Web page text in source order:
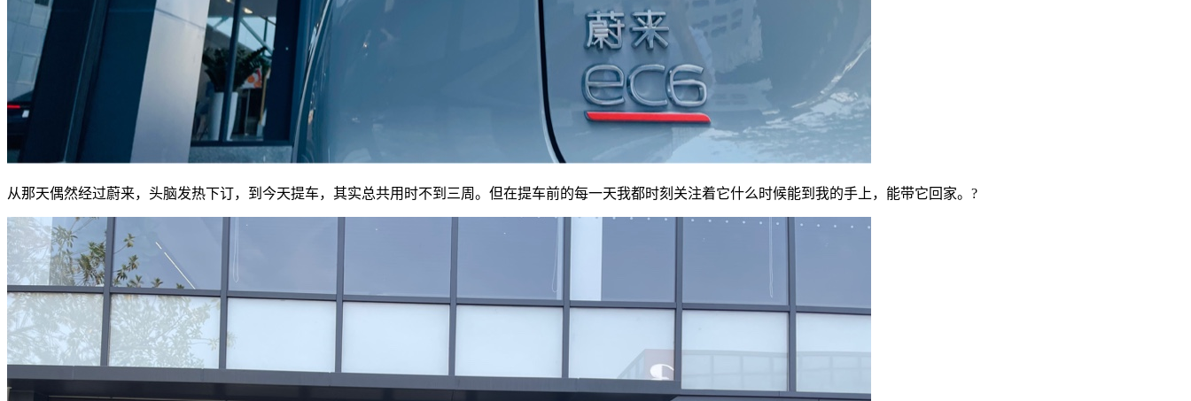
从那天偶然经过蔚来，头脑发热下订，到今天提车，其实总共用时不到三周。但在提车前的每一天我都时刻关注着它什么时候能到我的手上，能带它回家。?